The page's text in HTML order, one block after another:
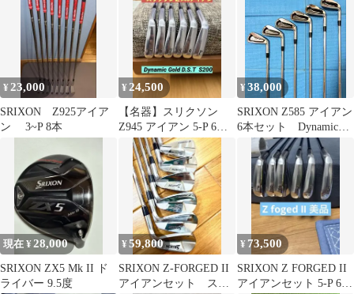
¥23,000
SRIXON Z925アイア
ン 3~P 8本
¥24,500
【名器】スリクソン
Z945 アイアン 5-P 6本
DG DST 松山英樹
¥38,000
SRIXON Z585 アイアン
6本セット Dynamic
Gold S200
現在 ¥28,000
SRIXON ZX5 Mk II ド
ライバー 9.5度
¥59,800
SRIXON Z-FORGED II
アイアンセット スリ
¥ 73,500
SRIXON Z FORGED II
アイアンセット 5-P 6本